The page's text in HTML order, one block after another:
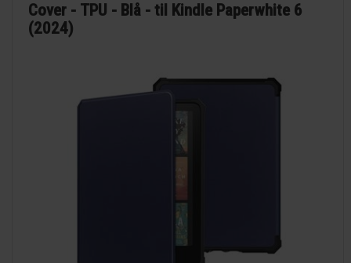
Cover - TPU - Blå - til Kindle Paperwhite 6
(2024)